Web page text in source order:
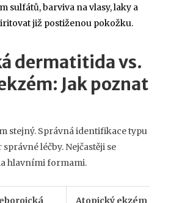
sulfátů, barviva na vlasy, laky a
již postiženou pokožku.
dermatitida vs.
Jak poznat
stejný. Správná identifikace typu
léčby. Nejčastěji se
hlavními formami.
Atopický ekzém